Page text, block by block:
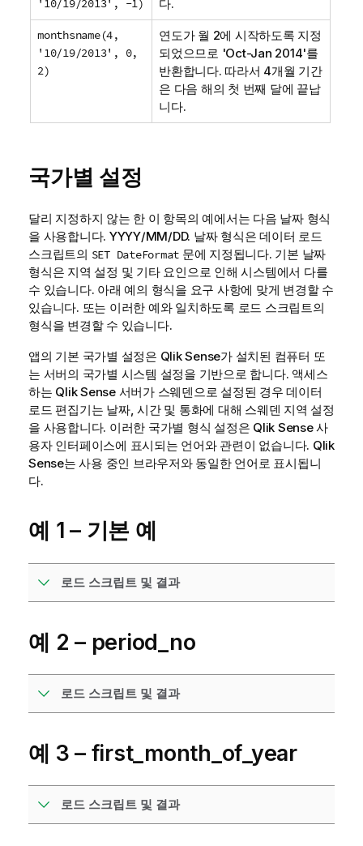
'10/19/2013', -1) 다.
monthsname(4,
'10/19/2013', 0,
2)
연도가 월 2에 시작하도록 지정
되었으므로 'Oct-Jan 2014'를
반환합니다. 따라서 4개월 기간
은 다음 해의 첫 번째 달에 끝납
니다.
국가별 설정
달리 지정하지 않는 한 이 항목의 예에서는 다음 날짜 형식
을 사용합니다. YYYY/MM/DD. 날짜 형식은 데이터 로드
스크립트의 SET DateFormat 문에 지정됩니다. 기본 날짜
형식은 지역 설정 및 기타 요인으로 인해 시스템에서 다를
수 있습니다. 아래 예의 형식을 요구 사항에 맞게 변경할 수
있습니다. 또는 이러한 예와 일치하도록 로드 스크립트의
형식을 변경할 수 있습니다.
앱의 기본 국가별 설정은 Qlik Sense가 설치된 컴퓨터 또
는 서버의 국가별 시스템 설정을 기반으로 합니다. 액세스
하는 Qlik Sense서버가 스웨덴으로 설정된 경우 데이터
로드 편집기는 날짜, 시간 및 통화에 대해 스웨덴 지역 설정
을 사용합니다. 이러한 국가별 형식 설정은 Qlik Sense사
용자 인터페이스에 표시되는 언어와 관련이 없습니다. Qlik
Sense는 사용 중인 브라우저와 동일한 언어로 표시됩니
다.
예 1 – 기본 예
로드 스크립트 및 결과
예 2 – period_no
로드 스크립트 및 결과
예 3 – first_month_of_year
로드 스크립트 및 결과